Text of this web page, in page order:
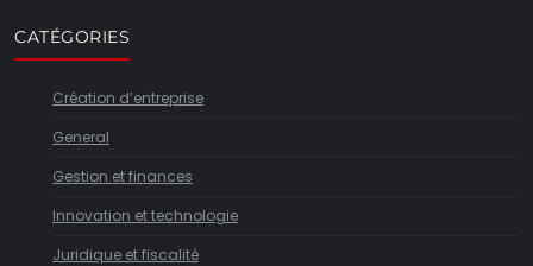
CATÉGORIES
Création d’entreprise
General
Gestion et finances
Innovation et technologie
Juridique et fiscalité